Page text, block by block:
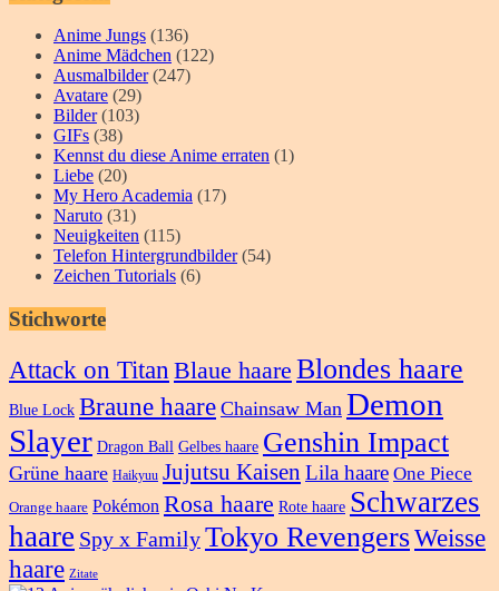
Anime Jungs (136)
Anime Mädchen (122)
Ausmalbilder(247)
Avatare (29)
Bilder(103)
GIFs (38)
Kennst du diese Anime erraten (1)
Liebe (20)
My Hero Academia (17)
Naruto (31)
Neuigkeiten (115)
Telefon Hintergrundbilder(54)
Zeichen Tutorials (6)
Stichworte
Attack on Titan Blaue haare Blondes haare
Blue Lock Braune haare Chainsaw Man Demon
Slayer Dragon Ball Gelbes haare Genshin Impact
Grüne haare Haikyuu Jujutsu Kaisen Lila haare One Piece
Orange haare Pokémon Rosa haare Rote haare Schwarzes
haare Spy x FamilyTokyo RevengersWeisse
haare Zitate